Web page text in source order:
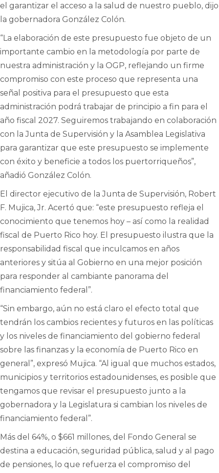
el garantizar el acceso a la salud de nuestro pueblo, dijo
la gobernadora González Colón.
“La elaboración de este presupuesto fue objeto de un
importante cambio en la metodología por parte de
nuestra administración y la OGP, reflejando un firme
compromiso con este proceso que representa una
señal positiva para el presupuesto que esta
administración podrá trabajar de principio a fin para el
año fiscal 2027. Seguiremos trabajando en colaboración
con la Junta de Supervisión y la Asamblea Legislativa
para garantizar que este presupuesto se implemente
con éxito y beneficie a todos los puertorriqueños”,
añadió González Colón.
El director ejecutivo de la Junta de Supervisión, Robert
F. Mujica, Jr. Acertó que: “este presupuesto refleja el
conocimiento que tenemos hoy – así como la realidad
fiscal de Puerto Rico hoy. El presupuesto ilustra que la
responsabilidad fiscal que inculcamos en años
anteriores y sitúa al Gobierno en una mejor posición
para responder al cambiante panorama del
financiamiento federal”.
“Sin embargo, aún no está claro el efecto total que
tendrán los cambios recientes y futuros en las políticas
y los niveles de financiamiento del gobierno federal
sobre las finanzas y la economía de Puerto Rico en
general”, expresó Mujica. “Al igual que muchos estados,
municipios y territorios estadounidenses, es posible que
tengamos que revisar el presupuesto junto a la
gobernadora y la Legislatura si cambian los niveles de
financiamiento federal”.
Más del 64%, o $661 millones, del Fondo General se
destina a educación, seguridad pública, salud y al pago
de pensiones, lo que refuerza el compromiso del